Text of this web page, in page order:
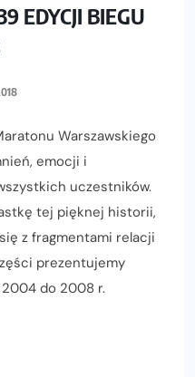
EDYCJI BIEGU
Warszawskiego
emocji i
uczestników.
tej pięknej historii,
z fragmentami relacji
prezentujemy
do 2008 r.